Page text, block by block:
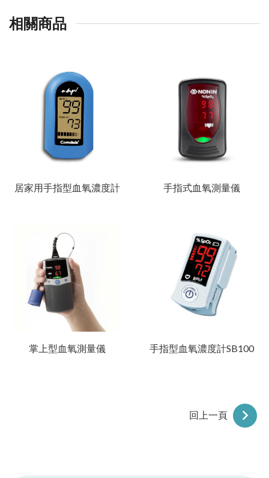
相關商品
居家用手指型血氧濃度計 手指式血氧測量儀
掌上型血氧測量儀 手指型血氧濃度計SB100
回上一頁